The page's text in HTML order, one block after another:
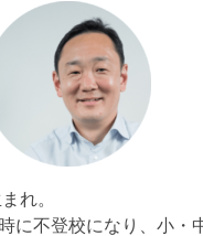
れ。
に不登校になり、小・